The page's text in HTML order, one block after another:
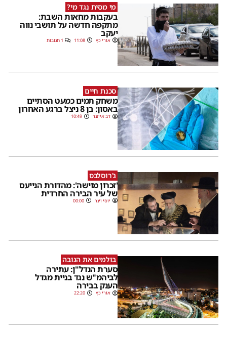
מי מסית נגד מי?
בעקבות מחאות השבת:
מתקפה חדשה על תושבי נווה
יעקב
אורי כץ 11:08 1 תגובות
סכנת חיים
משחק תמים כמעט הסתיים
באסון: בן 8 ניצל ברגע האחרון
דב אייזנר 10:49
ג'רוסלבס
'זכרון מוישה': מהדורת הנייעס
של עיר הבירה החרדית
יוסי וינר 00:00
בולמים את הגובה
סערת הנדל"ן: עתירה
לביהמ"ש נגד בניית מגדל
הענק בבירה
אורי כץ 22:20